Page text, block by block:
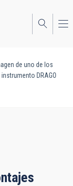
de uno de los
DRAGO